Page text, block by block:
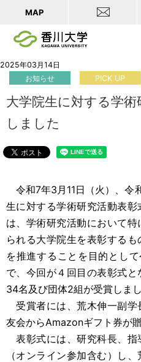
MAP
2025年03月14日
お知らせ
PICK UP
大学院生に対する学
しました
令和7年3月11日（火）、令
生に対する学術研究活動表
は、学術研究活動において
られる大学院生を表彰する
を推進することを目的とし
で、今回が４回目の表彰式
34名及び団体2組が受賞しまし
受賞者には、荒木伸一副学
友会からAmazonギフト券が贈
表彰式には、研究科長、指
（オンライン参加含む）し